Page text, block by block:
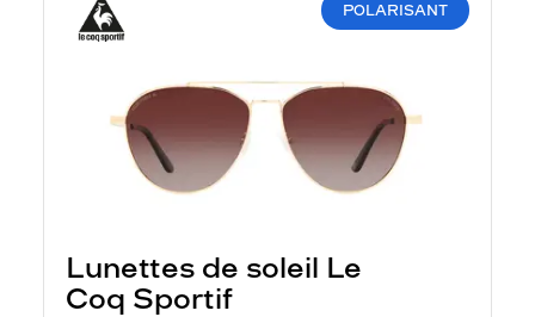
POLARISANT
Lunettes de soleil Le
Coq Sportif